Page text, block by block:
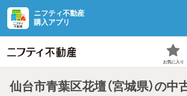
ニフティ不動産
購入アプリ
お気に入り
仙台市青葉区花壇（宮城県）の中